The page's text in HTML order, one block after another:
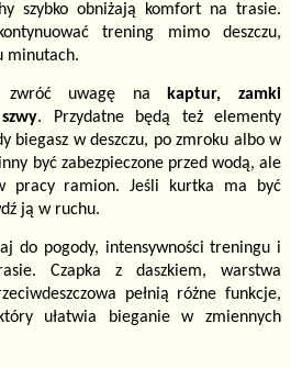
szybko obniżają komfort na trasie.
trening mimo deszczu,
minutach.
zwróć uwagę na kaptur, zamki
. Przydatne będą też elementy
biegasz w deszczu, po zmroku albo w
być zabezpieczone przed wodą, ale
pracy ramion. Jeśli kurtka ma być
ją w ruchu.
do pogody, intensywności treningu i
Czapka z daszkiem, warstwa
pełnią różne funkcje,
ułatwia bieganie w zmiennych